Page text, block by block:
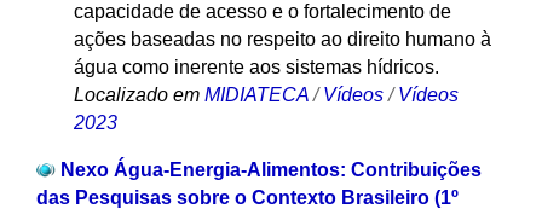
capacidade de acesso e o fortalecimento de
ações baseadas no respeito ao direito humano à
água como inerente aos sistemas hídricos.
Localizado em MIDIATECA /Vídeos /Vídeos
2023
Nexo Água-Energia-Alimentos: Contribuições
das Pesquisas sobre o Contexto Brasileiro (1º